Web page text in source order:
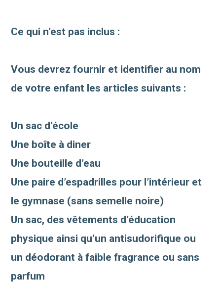
Ce qui n’est pas inclus :
Vous devrez fournir et identifier au nom
de votre enfant les articles suivants :
Un sac d’école
Une boîte à diner
Une bouteille d’eau
Une paire d’espadrilles pour l’intérieur et
le gymnase (sans semelle noire)
Un sac, des vêtements d’éducation
physique ainsi qu’un antisudorifique ou
un déodorant à faible fragrance ou sans
parfum